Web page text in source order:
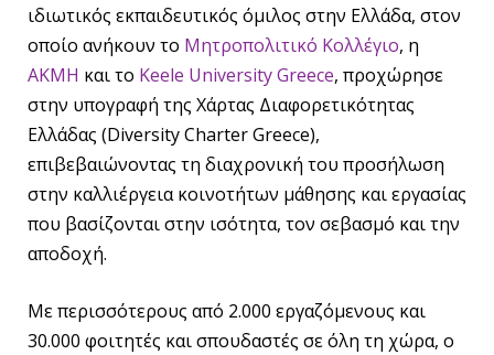
ιδιωτικός εκπαιδευτικός όμιλος στην Ελλάδα, στον
οποίο ανήκουν το Μητροπολιτικό Κολλέγιο, η
ΑΚΜΗ και το Keele University Greece, προχώρησε
στην υπογραφή της Χάρτας Διαφορετικότητας
Ελλάδας (Diversity Charter Greece),
επιβεβαιώνοντας τη διαχρονική του προσήλωση
στην καλλιέργεια κοινοτήτων μάθησης και εργασίας
που βασίζονται στην ισότητα, τον σεβασμό και την
αποδοχή.
Με περισσότερους από 2.000 εργαζόμενους και
30.000 φοιτητές και σπουδαστές σε όλη τη χώρα, ο